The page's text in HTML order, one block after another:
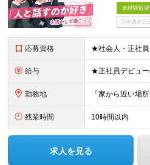
未経験歓迎
完全週休2日
応募資格
給与
勤務地
残業時間 10時間以内
求人を見る